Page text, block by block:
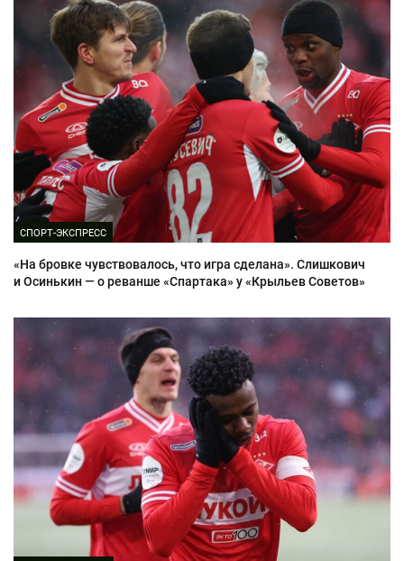
СПОРТ-ЭКСПРЕСС
«На бровке чувствовалось, что игра сделана». Слишкович
и Осинькин — о реванше «Спартака» у «Крыльев Советов»